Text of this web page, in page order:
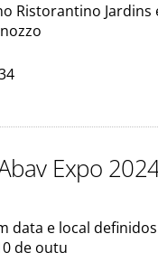
Ristorantino Jardins
Expo
data e local
de outu